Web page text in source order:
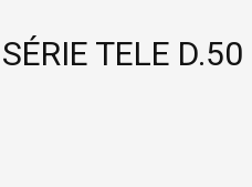
TELE